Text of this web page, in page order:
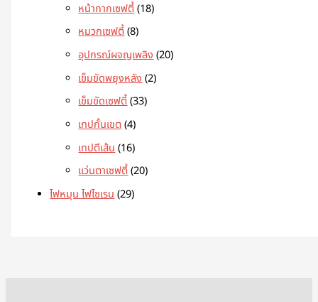
หน้ากากเซฟตี้ 18
หมวกเซฟตี้ 8
อุปกรณ์ผจญเพลิง 20
เข็มขัดพยุงหลัง 2
เข็มขัดเซฟตี้ 33
เทปกั้นเขต 4
เทปตีเส้น 16
แว่นตาเซฟตี้ 20
ไฟหมุน ไฟไซเรน 29